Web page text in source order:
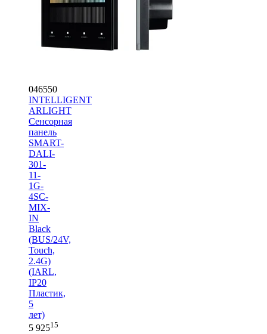
046550
INTELLIGENT
ARLIGHT
Сенсорная
панель
SMART-
DALI-
301-
11-
1G-
4SC-
MIX-
IN
Black
(BUS/24V,
Touch,
2.4G)
(IARL,
IP20
Пластик,
5
лет)
5 92515